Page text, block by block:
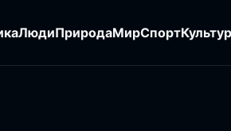
ЛюдиПриродаМирСпорт